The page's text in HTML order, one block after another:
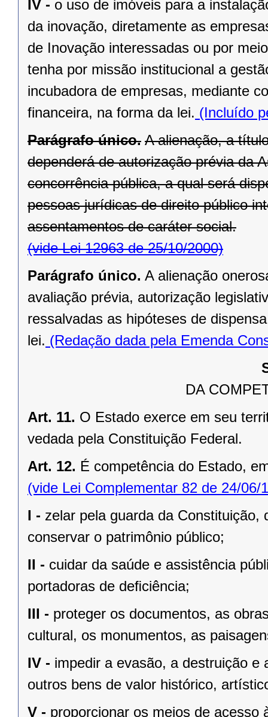
IV - o uso de imóveis para a
da inovação, diretamente as
de Inovação interessadas ou por
tenha por missão institucional a
incubadora de empresas, mediante
financeira, na forma da lei. (Incluído
Parágrafo único. A alienação, a
dependerá de autorização prévia da
concorrência pública, a qual será
pessoas jurídicas de direito público
assentamentos de caráter social.
(vide Lei 12963 de 25/10/2000)
Parágrafo único. A alienação
avaliação prévia, autorização
ressalvadas as hipóteses de
lei. (Redação dada pela Emenda
DA
Art. 11. O Estado exerce em seu
vedada pela Constituição Federal.
Art. 12. É competência do Estado,
(vide Lei Complementar 82 de 24/06/
I - zelar pela guarda da
conservar o patrimônio público;
II - cuidar da saúde e assistência
portadoras de deﬁciência;
III - proteger os documentos, as
cultural, os monumentos, as
IV - impedir a evasão, a destruição e
outros bens de valor histórico,
V - proporcionar os meios de acesso